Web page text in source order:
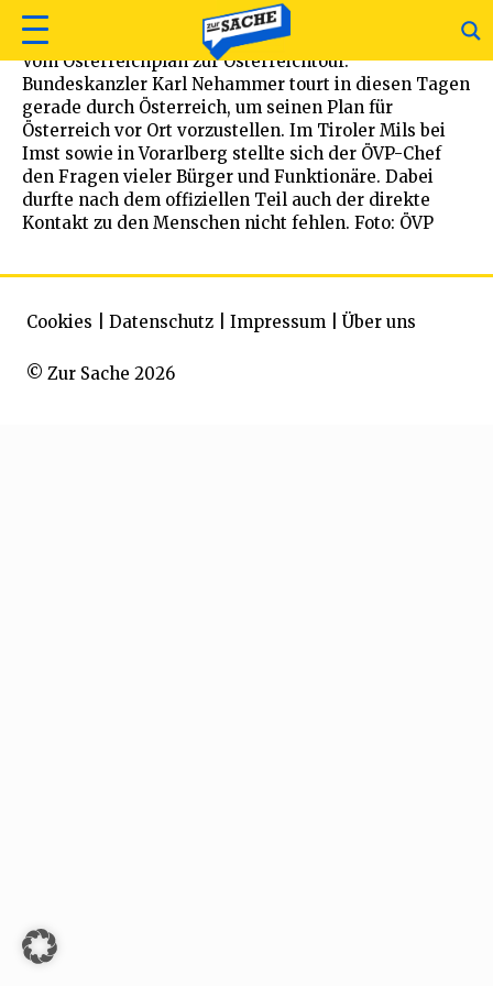
Vom Österreichplan zur Österreichtour.
Bundeskanzler Karl Nehammer tourt in diesen Tagen
gerade durch Österreich, um seinen Plan für
Österreich vor Ort vorzustellen. Im Tiroler Mils bei
Imst sowie in Vorarlberg stellte sich der ÖVP-Chef
den Fragen vieler Bürger und Funktionäre. Dabei
durfte nach dem offiziellen Teil auch der direkte
Kontakt zu den Menschen nicht fehlen. Foto: ÖVP
© Zur Sache 2026
Cookies Datenschutz Impressum Über uns